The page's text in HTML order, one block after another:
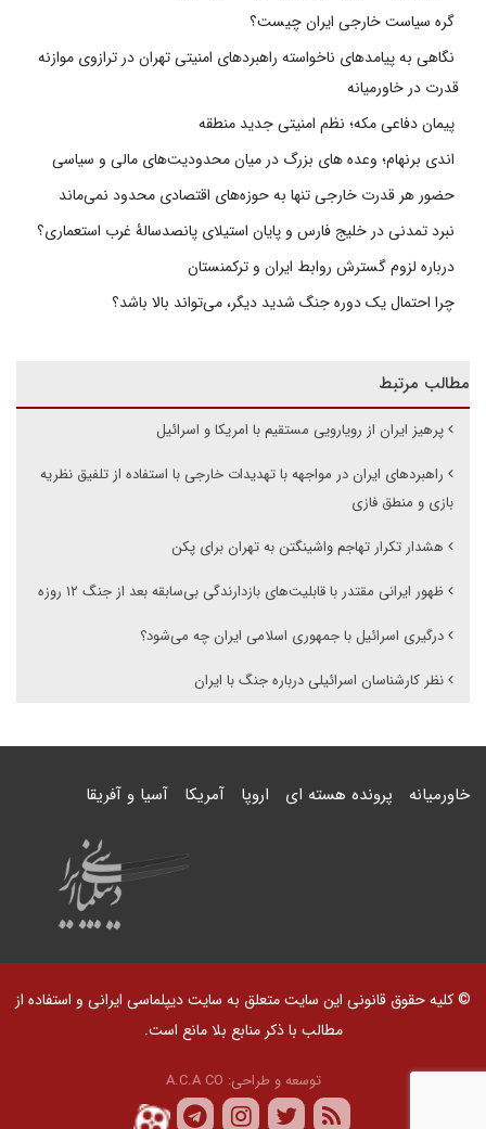
گره سیاست خارجی ایران چیست؟
نگاهی به پیامدهای ناخواسته راهبردهای امنیتی تهران در ترازوی موازنه
قدرت در خاورمیانه
پیمان دفاعی مکه؛ نظم امنیتی جدید منطقه
اندی برنهام؛ وعده های بزرگ در میان محدودیت‌های مالی و سیاسی
حضور هر قدرت خارجی تنها به حوزه‌های اقتصادی محدود نمی‌ماند
نبرد تمدنی در خلیج فارس و پایان استیلای پانصدسالۀ غرب استعماری؟
درباره لزوم گسترش روابط ایران و ترکمنستان
چرا احتمال یک دوره جنگ شدید دیگر، می‌تواند بالا باشد؟
مطالب مرتبط
پرهیز ایران از رویارویی مستقیم با امریکا و اسرائیل
راهبردهای ایران در مواجهه با تهدیدات خارجی با استفاده از تلفیق نظریه
بازی و منطق فازی
هشدار تکرار تهاجم واشینگتن به تهران برای پکن
ظهور ایرانی مقتدر با قابلیت‌های بازدارندگی بی‌سابقه بعد از جنگ ۱۲ روزه
درگیری اسرائیل با جمهوری اسلامی ایران چه می‌شود؟
نظر کارشناسان اسرائیلی درباره جنگ با ایران
خاورمیانه پرونده هسته ای اروپا آمریکا آسیا و آفریقا
© کلیه حقوق قانونی این سایت متعلق به سایت دیپلماسی ایرانی و استفاده از
مطالب با ذکر منابع بلا مانع است.
توسعه و طراحی: A.C.A CO